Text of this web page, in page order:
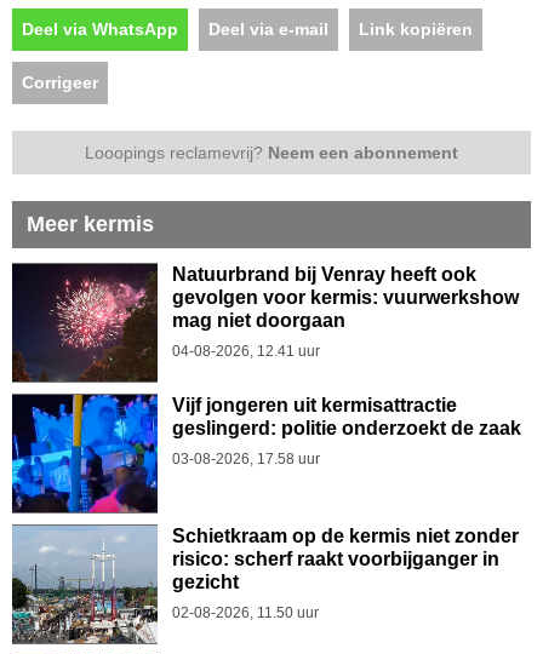
Deel via WhatsApp Deel via e-mail Link kopiëren
Corrigeer
Looopings reclamevrij? Neem een abonnement
Meer kermis
Natuurbrand bij Venray heeft ook
gevolgen voor kermis: vuurwerkshow
mag niet doorgaan
04-08-2026, 12.41 uur
Vijf jongeren uit kermisattractie
geslingerd: politie onderzoekt de zaak
03-08-2026, 17.58 uur
Schietkraam op de kermis niet zonder
risico: scherf raakt voorbijganger in
gezicht
02-08-2026, 11.50 uur